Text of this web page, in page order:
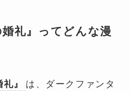
婚礼』ってどんな漫
』
は、ダークファンタ